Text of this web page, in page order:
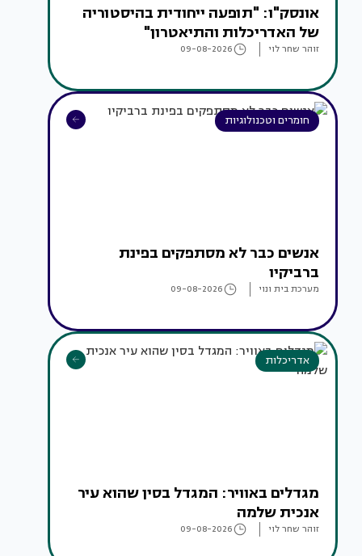
אונסק"ו: "תופעה ייחודית בהיסטוריה
של האדריכלות והתיאטרון"
זוהר שחר לוי 09-08-2026
חומרים וטכנולוגיות
אנשים כבר לא מסתפקים בפינת
ברביקיו
מערכת בית ונוי 09-08-2026
אדריכלות
מגדלים באוויר: המגדל בסין שהוא עיר
אנכית שלמה
זוהר שחר לוי 09-08-2026